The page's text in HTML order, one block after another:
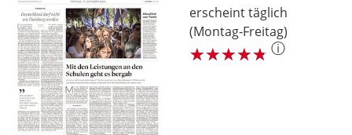
erscheint täglich
(Montag-Freitag)
ⓘ